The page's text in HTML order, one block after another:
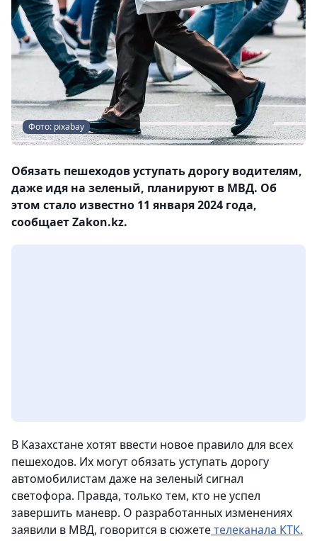
Фото: pixabay
Обязать пешеходов уступать дорогу водителям,
даже идя на зеленый, планируют в МВД. Об
этом стало известно 11 января 2024 года,
сообщает Zakon.kz.
В Казахстане хотят ввести новое правило для всех
пешеходов. Их могут обязать уступать дорогу
автомобилистам даже на зеленый сигнал
светофора. Правда, только тем, кто не успел
завершить маневр. О разработанных изменениях
заявили в МВД, говорится в сюжететелеканала КТК.